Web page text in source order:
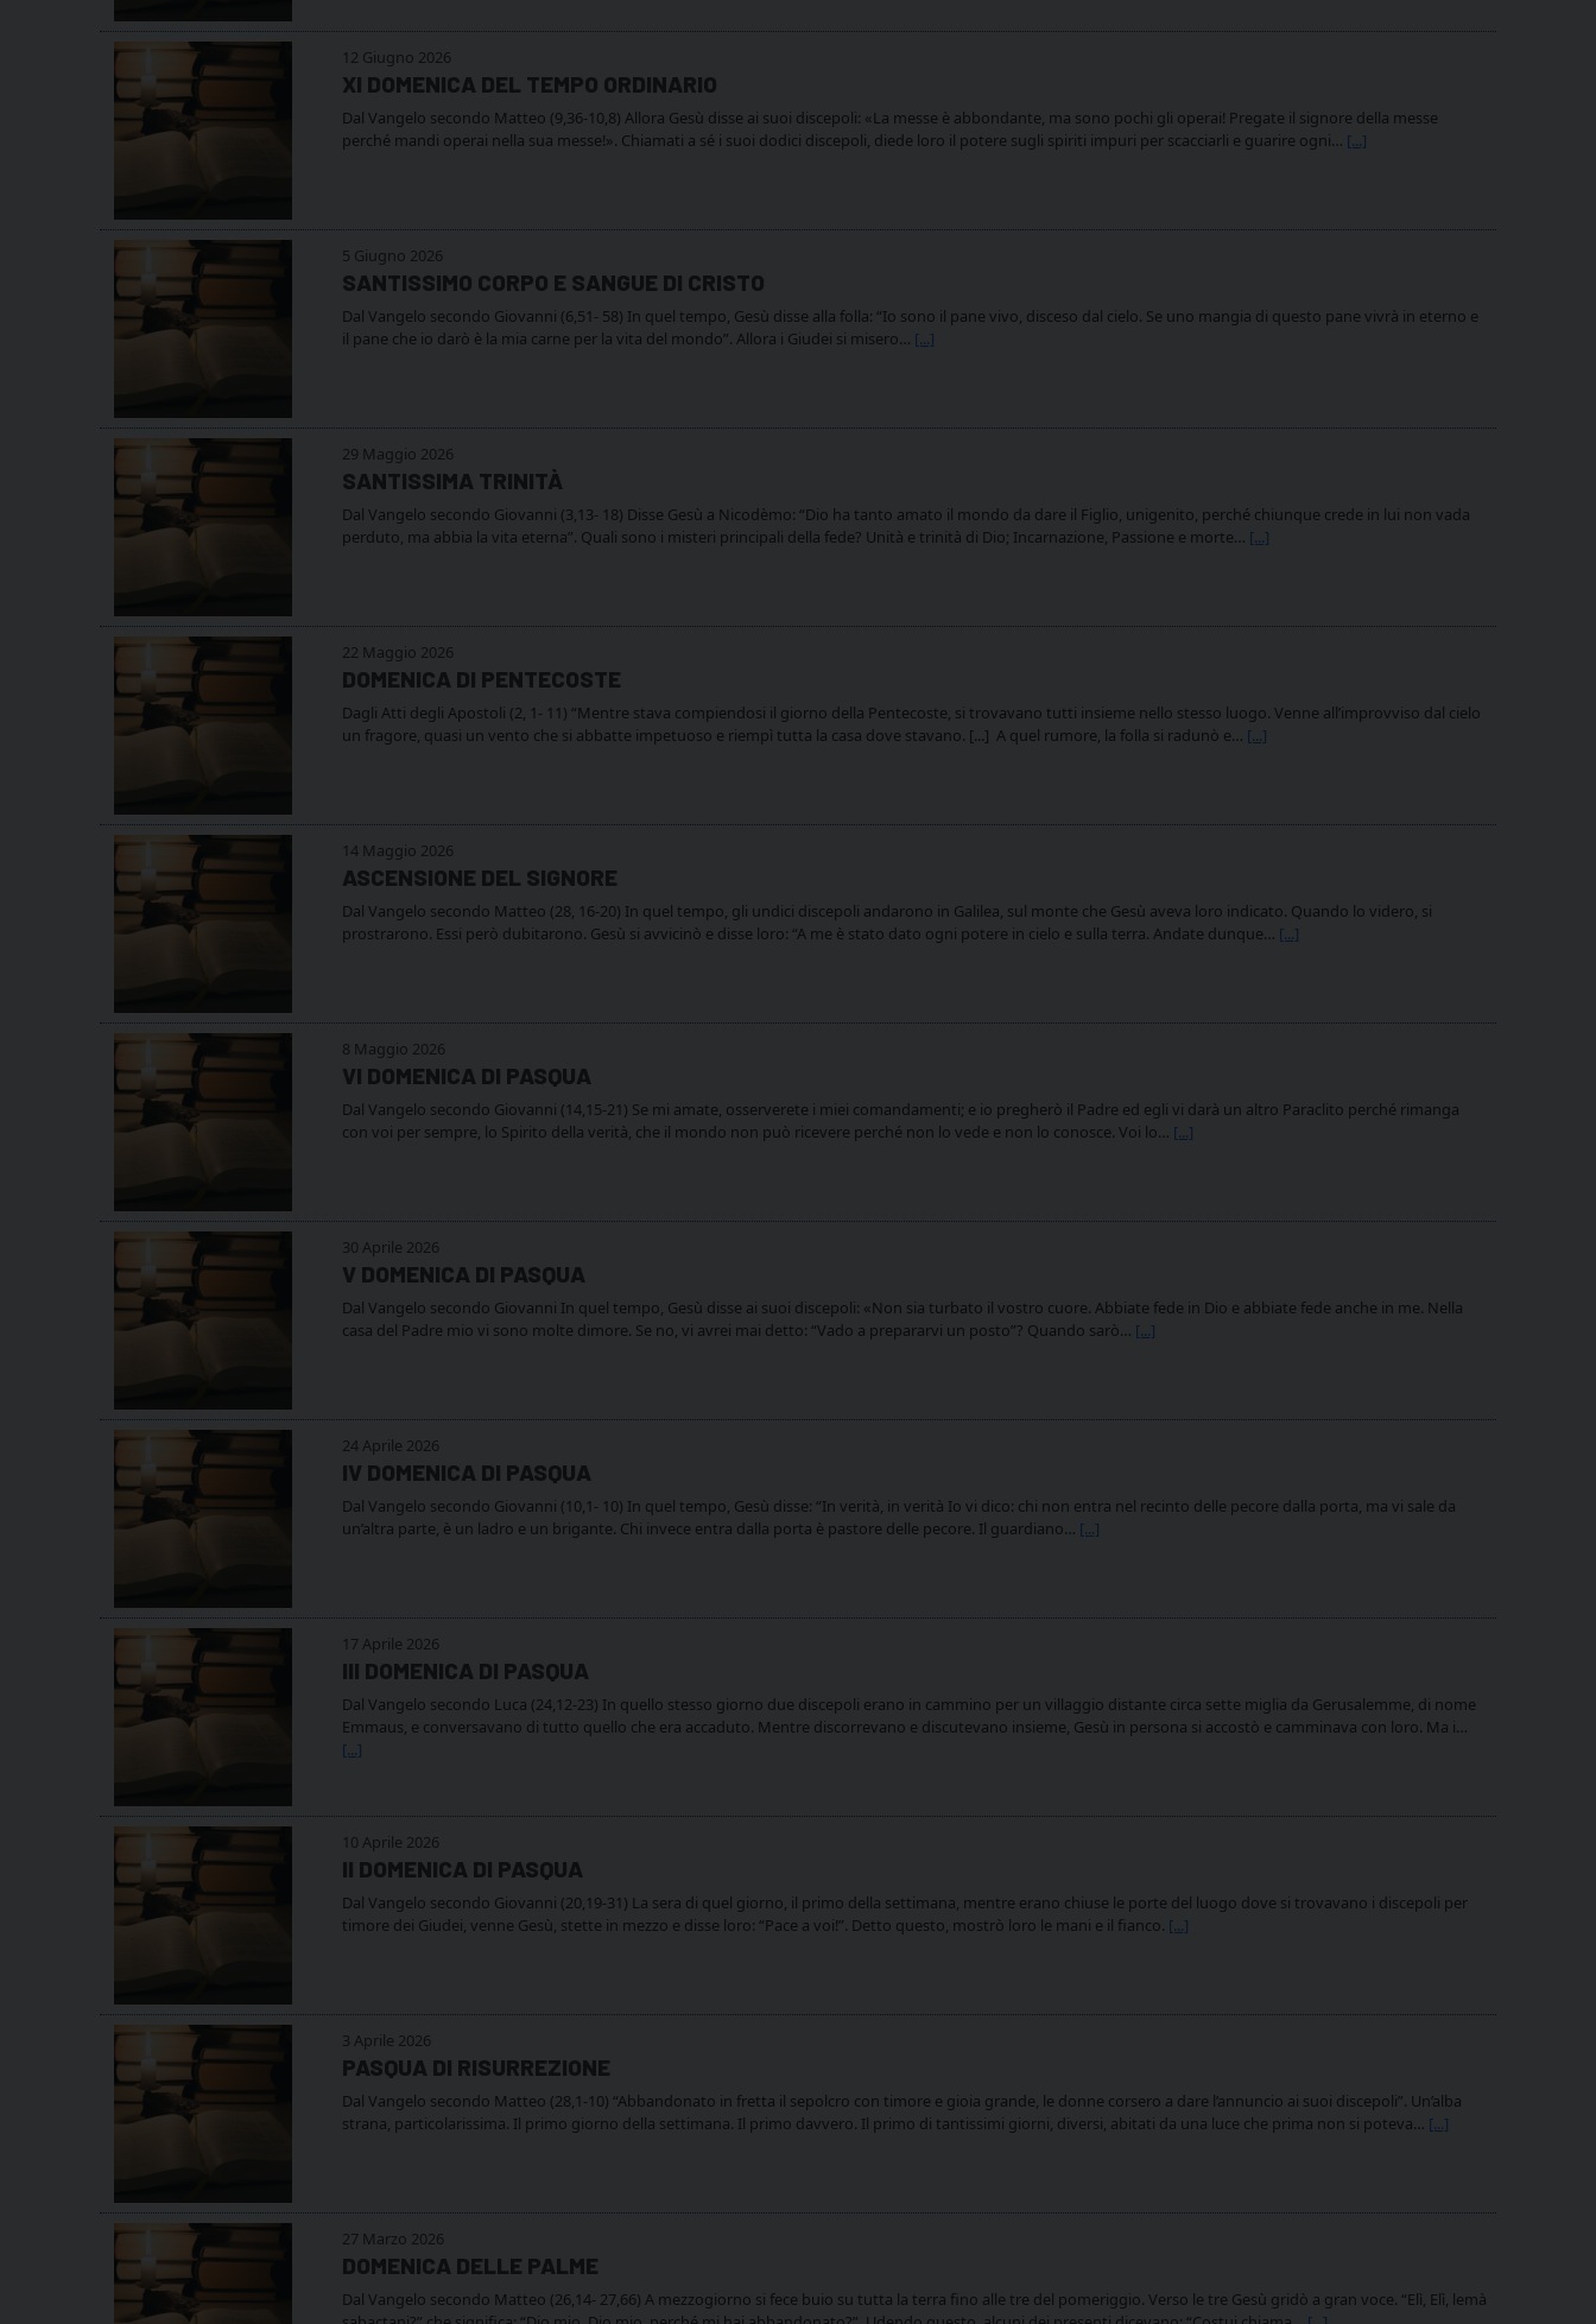
12 Giugno 2026
XI DOMENICA DEL TEMPO ORDINARIO
Dal Vangelo secondo Matteo (9,36-10,8) Allora Gesù disse ai suoi discepoli: «La messe è abbondante, ma sono pochi gli operai! Pregate il signore della messe
perché mandi operai nella sua messe!». Chiamati a sé i suoi dodici discepoli, diede loro il potere sugli spiriti impuri per scacciarli e guarire ogni… [...]
5 Giugno 2026
SANTISSIMO CORPO E SANGUE DI CRISTO
Dal Vangelo secondo Giovanni (6,51- 58) In quel tempo, Gesù disse alla folla: “Io sono il pane vivo, disceso dal cielo. Se uno mangia di questo pane vivrà in eterno e
il pane che io darò è la mia carne per la vita del mondo”. Allora i Giudei si misero… [...]
29 Maggio 2026
SANTISSIMA TRINITÀ
Dal Vangelo secondo Giovanni (3,13- 18) Disse Gesù a Nicodèmo: “Dio ha tanto amato il mondo da dare il Figlio, unigenito, perché chiunque crede in lui non vada
perduto, ma abbia la vita eterna”. Quali sono i misteri principali della fede? Unità e trinità di Dio; Incarnazione, Passione e morte… [...]
22 Maggio 2026
DOMENICA DI PENTECOSTE
Dagli Atti degli Apostoli (2, 1- 11) “Mentre stava compiendosi il giorno della Pentecoste, si trovavano tutti insieme nello stesso luogo. Venne all’improvviso dal cielo
un fragore, quasi un vento che si abbatte impetuoso e riempì tutta la casa dove stavano. [...] A quel rumore, la folla si radunò e… [...]
14 Maggio 2026
ASCENSIONE DEL SIGNORE
Dal Vangelo secondo Matteo (28, 16-20) In quel tempo, gli undici discepoli andarono in Galilea, sul monte che Gesù aveva loro indicato. Quando lo videro, si
prostrarono. Essi però dubitarono. Gesù si avvicinò e disse loro: “A me è stato dato ogni potere in cielo e sulla terra. Andate dunque… [...]
8 Maggio 2026
VI DOMENICA DI PASQUA
Dal Vangelo secondo Giovanni (14,15-21) Se mi amate, osserverete i miei comandamenti; e io pregherò il Padre ed egli vi darà un altro Paraclito perché rimanga
con voi per sempre, lo Spirito della verità, che il mondo non può ricevere perché non lo vede e non lo conosce. Voi lo… [...]
30 Aprile 2026
V DOMENICA DI PASQUA
Dal Vangelo secondo Giovanni In quel tempo, Gesù disse ai suoi discepoli: «Non sia turbato il vostro cuore. Abbiate fede in Dio e abbiate fede anche in me. Nella
casa del Padre mio vi sono molte dimore. Se no, vi avrei mai detto: “Vado a prepararvi un posto”? Quando sarò… [...]
24 Aprile 2026
IV DOMENICA DI PASQUA
Dal Vangelo secondo Giovanni (10,1- 10) In quel tempo, Gesù disse: “In verità, in verità Io vi dico: chi non entra nel recinto delle pecore dalla porta, ma vi sale da
un’altra parte, è un ladro e un brigante. Chi invece entra dalla porta è pastore delle pecore. Il guardiano… [...]
17 Aprile 2026
III DOMENICA DI PASQUA
Dal Vangelo secondo Luca (24,12-23) In quello stesso giorno due discepoli erano in cammino per un villaggio distante circa sette miglia da Gerusalemme, di nome
Emmaus, e conversavano di tutto quello che era accaduto. Mentre discorrevano e discutevano insieme, Gesù in persona si accostò e camminava con loro. Ma i…
[...]
10 Aprile 2026
II DOMENICA DI PASQUA
Dal Vangelo secondo Giovanni (20,19-31) La sera di quel giorno, il primo della settimana, mentre erano chiuse le porte del luogo dove si trovavano i discepoli per
timore dei Giudei, venne Gesù, stette in mezzo e disse loro: “Pace a voi!”. Detto questo, mostrò loro le mani e il fianco. [...]
3 Aprile 2026
PASQUA DI RISURREZIONE
Dal Vangelo secondo Matteo (28,1-10) “Abbandonato in fretta il sepolcro con timore e gioia grande, le donne corsero a dare l’annuncio ai suoi discepoli”. Un’alba
strana, particolarissima. Il primo giorno della settimana. Il primo davvero. Il primo di tantissimi giorni, diversi, abitati da una luce che prima non si poteva… [...]
27 Marzo 2026
DOMENICA DELLE PALME
Dal Vangelo secondo Matteo (26,14- 27,66) A mezzogiorno si fece buio su tutta la terra fino alle tre del pomeriggio. Verso le tre Gesù gridò a gran voce. “Elì, Elì, lemà